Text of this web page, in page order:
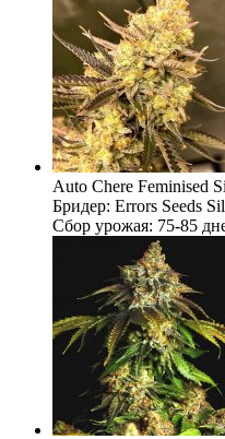
Auto Chere Feminised
Бридер: Errors Seeds
Сбор урожая: 75-85